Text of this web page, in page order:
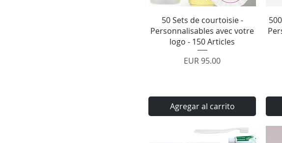
Vista rápida
50 Sets de courtoisie -
Personnalisables avec votre
logo - 150 Articles
Precio
EUR 95.00
Agregar al carrito